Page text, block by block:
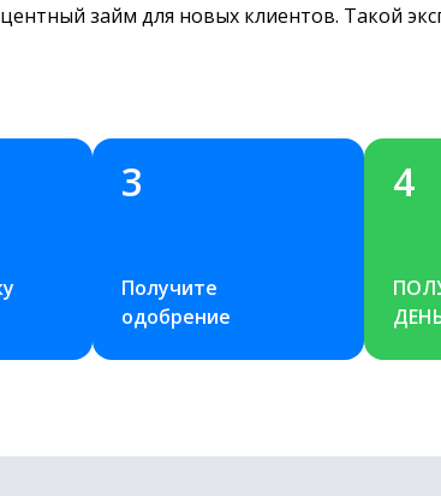
займ для новых клиентов. Такой
3
Получите
одобрение
4